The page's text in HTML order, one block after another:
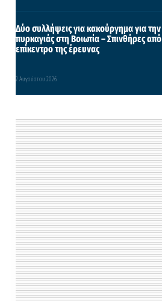
Δύο συλλήψεις για κακούργημα για
πυρκαγιάς στη Βοιωτία – Σπινθήρες
επίκεντρο της έρευνας
2 Αυγούστου 2026